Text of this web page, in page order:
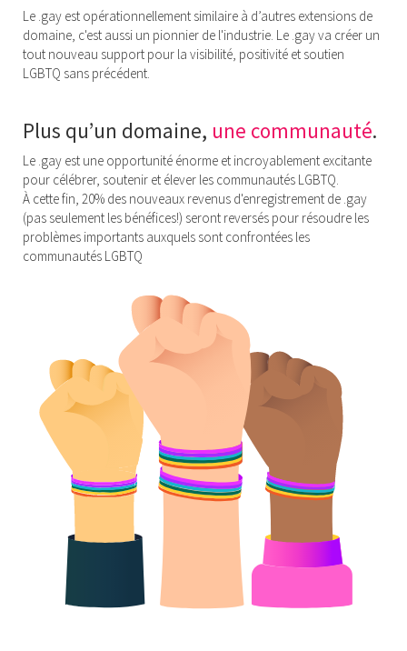
Le .gay est opérationnellement similaire à d’autres extensions de
domaine, c'est aussi un pionnier de l'industrie. Le .gay va créer un
tout nouveau support pour la visibilité, positivité et soutien
LGBTQ sans précédent.
Plus qu’un domaine, une communauté.
Le .gay est une opportunité énorme et incroyablement excitante
pour célébrer, soutenir et élever les communautés LGBTQ.
À cette fin, 20% des nouveaux revenus d'enregistrement de .gay
(pas seulement les bénéfices!) seront reversés pour résoudre les
problèmes importants auxquels sont confrontées les
communautés LGBTQ